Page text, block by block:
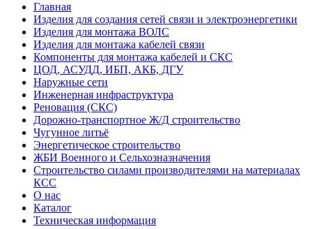
Главная
Изделия для создания сетей связи и электроэнергетики
Изделия для монтажа ВОЛС
Изделия для монтажа кабелей связи
Компоненты для монтажа кабелей и СКС
ЦОД, АСУДД, ИБП, АКБ, ДГУ
Наружные сети
Инженерная инфраструктура
Реновация (СКС)
Дорожно-транспортное Ж/Д строительство
Чугунное литьё
Энергетическое строительство
ЖБИ Военного и Сельхозназначения
Строительство силами производителями на материалах
КСС
О нас
Каталог
Техническая информация